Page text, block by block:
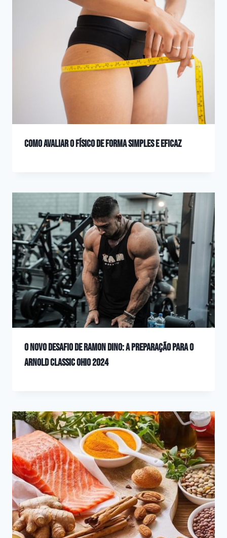
Como avaliar o físico de forma simples e eficaz
O Novo Desafio de Ramon Dino: A Preparação para o
Arnold Classic Ohio 2024